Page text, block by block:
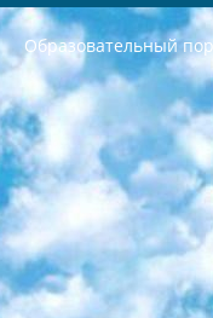
Образовательный
РЕСПУБЛИКА УЗБЕКИСТАН МИНИСТРЕРСТВО ДОШКОЛЬНОГО И ШКОЛЬНОГО ОБРАЗОВАНИЯ КОМАНДА в общеобразовательных учреждениях в 2023-2024 учебном году организация и проведение итоговой государственной аттестации обучающихся о Министра дошкольного и школьного образования Республики Узбекистан от 4 марта 2008 года (постановлением Минюста от 20 марта 2008 года № 1778 государственной регистрации) «Итоговое состояние учащихся общего среднего образования на основании положения об утверждении положения об аттестации общего среднего образования выпускной экзамен студентов в образовательных учреждениях в 2023-2024 учебном году В целях организации и прохождения аттестации приказываю: 1. Следующее: перечень предметов, по которым будет проводиться итоговая государственная аттестация и экзамен формы перевода согласно приложению 1; сертификаты международного образца, оценивающие уровень владения иностранными языками перечень согласно приложению 2; 2. Педагогический при специализированных образовательных учреждениях. научно-практический центр квалификации и международной оценки (Д.Давидова) 2024 г. До 25 марта: задания по предметам, по которым будет проводиться итоговая аттестация разработка и утверждение технических условий; итоговая аттестация на основании разработанного предметного задания разработка вопросов по предметам (устно и письменно), экзамен передача; общеобразовательные средние школы и специальные учебные заведения учащиеся выпускных классов школ и интернатов в агентской системе подготовка базы данных экзаменационных материалов и критериев оценки; перевод базы экзаменационных материалов на все языки обучения подать в Республиканский образовательный центр для изготовления; варианты экзаменов на основе разработанных контрольных материалов пусть будут поставлены задачи формирования. 3. Республиканский образовательный центр (Ш.Худайкулов) до 5 апреля 2024 года. до: база данных предоставленных экзаменационных материалов на все языки обучения перевод и экспертиза; для слепых, слабовидящих, глухих, слабослышащих и умственно отсталых детей учащиеся выпускных классов специализированных школ и школ-интернатов база данных экзаменационных материалов на всех преподаваемых языках подготовка критериев оценки; специализированные школы для умственно отсталых детей и технологии для учащихся выпускных классов школ-интернатов разработка соответствующих рекомендаций и критериев проведения ЕГЭ по естествознанию давать задания. 4. Педагогический при специализированных образовательных учреждениях. Научно-практический центр навыков и международной оценки (Д.Давидова), Республика образовательный центр (Худайкулов Ш.) итоговый государственный аттестационный экзамен ориентирован на творческое и логическое мышление при подготовке базы материалов учитывать введение заданий. 5. Следует отметить, что: сертификат государственного образца о знании общеобразовательного предмета и как минимум национальный уровень B1 по предметам на иностранных языках, указанным в Приложении 2. или международно признанный сертификат эквивалентного уровня студенты, изучающие определенный предмет, освобождаются от экзамена; по соответствующим предметам запланирована итоговая государственная аттестация за день до дня, путем жеребьевки Рабочей группой (в письменной форме по предметам, проводимым в форме) из числа сформированных вариантов выбрано 2 варианта; 2 выбранных варианта экзамена анонсированы на официальном сайте министерства и все выпускники по всей стране на основе этих вариантов проводит итоговую государственную аттестацию. 6. Государственное образование учащихся средних общеобразовательных учреждений. знания в соответствии с квалификационными требованиями, которые необходимо приобрести на основании стандартов итоговый (выпускной) контроль для 9 и 11 классов в целях тестирования Экзамены (далее – экзамены) состоят из предметов, перечисленных в приложении 1. будет сделано. 7. Экзамены пройдут с 26 мая по 15 июня 2024 г. (кроме науки физического воспитания). 8. Физическая для учащихся 9 классов общесредних образовательных учреждений. Экзамены по предмету «Образование, квалификация медицина» 1-6 мая 2024 года. сотрудники перевести под присмотр (с отклонениями в физическом или умственном развитии) специализированная школа для детей, школы-интернаты и со сколиозом школы-интернаты санаторного типа для больных детей исключены). 9. Он был слепым, слабовидящим и имел нарушения